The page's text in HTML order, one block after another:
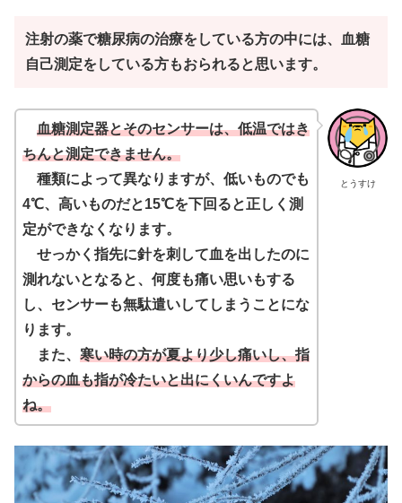
注射の薬で糖尿病の治療をしている方の中には、血糖
自己測定をしている方もおられると思います。
とうすけ
血糖測定器とそのセンサーは、低温ではき
ちんと測定できません。
種類によって異なりますが、低いものでも
4℃、高いものだと15℃を下回ると正しく測
定ができなくなります。
せっかく指先に針を刺して血を出したのに
測れないとなると、何度も痛い思いもする
し、センサーも無駄遣いしてしまうことにな
ります。
また、 寒い時の方が夏より少し痛いし、指
からの血も指が冷たいと出にくいんですよ
ね。